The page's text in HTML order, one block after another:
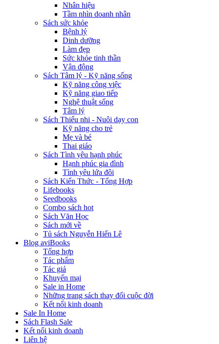
Nhân hiệu
Tầm nhìn doanh nhân
Sách sức khỏe
Bệnh lý
Dinh dưỡng
Làm đẹp
Sức khỏe tinh thần
Vận động
Sách Tâm lý - Kỹ năng sống
Kỹ năng công việc
Kỹ năng giao tiếp
Nghệ thuật sống
Tâm lý
Sách Thiếu nhi - Nuôi dạy con
Kỹ năng cho trẻ
Mẹ và bé
Thai giáo
Sách Tình yêu hạnh phúc
Hạnh phúc gia đình
Tình yêu lứa đôi
Sách Kiến Thức - Tổng Hợp
Lifebooks
Seedbooks
Combo sách hot
Sách Văn Học
Sách mới về
Tủ sách Nguyễn Hiến Lê
Blog aviBooks
Tổng hợp
Tác phẩm
Tác giả
Khuyến mại
Sale in Home
Những trang sách thay đổi cuộc đời
Kết nối kinh doanh
Sale In Home
Sách Flash Sale
Kết nối kinh doanh
Liên hệ